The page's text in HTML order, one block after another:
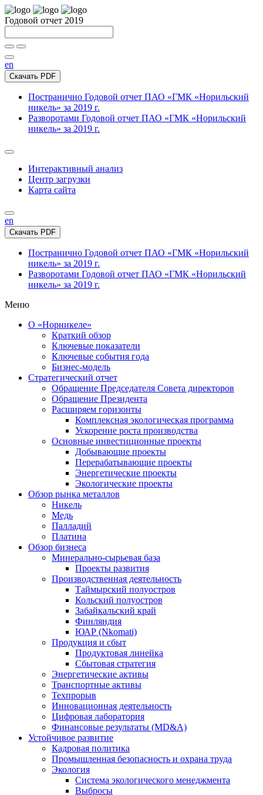
Годовой отчет 2019
en
Скачать PDF
Постранично Годовой отчет ПАО «ГМК «Норильский
никель» за 2019 г.
Разворотами Годовой отчет ПАО «ГМК «Норильский
никель» за 2019 г.
Интерактивный анализ
Центр загрузки
Карта сайта
en
Скачать PDF
Постранично Годовой отчет ПАО «ГМК «Норильский
никель» за 2019 г.
Разворотами Годовой отчет ПАО «ГМК «Норильский
никель» за 2019 г.
Меню
О «Норникеле»
Краткий обзор
Ключевые показатели
Ключевые события года
Бизнес-модель
Стратегический отчет
Обращение Председателя Совета директоров
Обращение Президента
Расширяем горизонты
Комплексная экологическая программа
Ускорение роста производства
Основные инвестиционные проекты
Добывающие проекты
Перерабатывающие проекты
Энергетические проекты
Экологические проекты
Обзор рынка металлов
Никель
Медь
Палладий
Платина
Обзор бизнеса
Минерально-сырьевая база
Проекты развития
Производственная деятельность
Таймырский полуостров
Кольский полуостров
Забайкальский край
Финляндия
ЮАР (Nkomati)
Продукция и сбыт
Продуктовая линейка
Сбытовая стратегия
Энергетические активы
Транспортные активы
Техпрорыв
Инновационная деятельность
Цифровая лаборатория
Финансовые результаты (MD&A)
Устойчивое развитие
Кадровая политика
Промышленная безопасность и охрана труда
Экология
Система экологического менеджмента
Выбросы